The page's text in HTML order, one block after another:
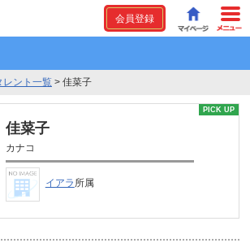
会員登録
レント一覧 > 佳菜子
PICK UP
佳菜子
カナコ
イアラ 所属